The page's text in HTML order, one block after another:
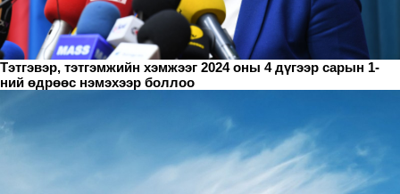
Тэтгэвэр, тэтгэмжийн хэмжээг 2024 оны 4 дүгээр сарын 1-
ний өдрөөс нэмэхээр боллоо